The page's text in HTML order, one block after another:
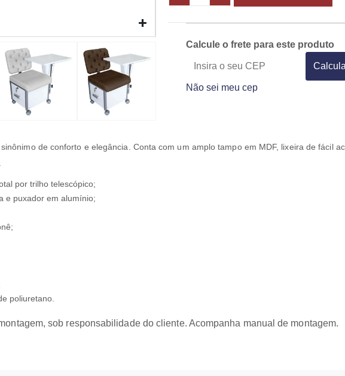
Calcule o frete para este produto
Não sei meu cep
de conforto e elegância. Conta com um amplo tampo em MDF, lixeira de fácil
por trilho telescópico;
e puxador em alumínio;
poliuretano.
sob responsabilidade do cliente. Acompanha manual de montagem.